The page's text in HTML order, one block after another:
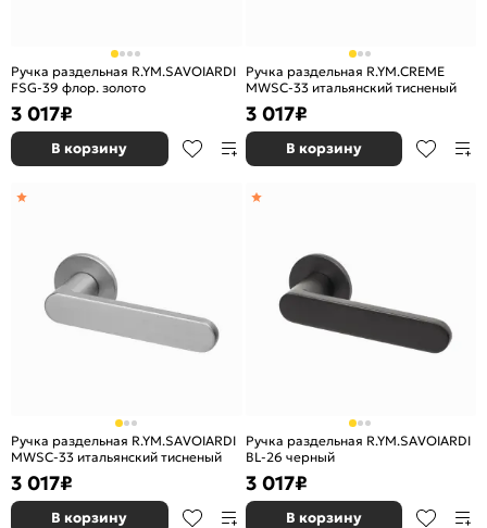
Ручка раздельная R.YM.SAVOIARDI
FSG-39 флор. золото
3 017₽
В корзину
Ручка раздельная R.YM.CREME
MWSC-33 итальянский тисненый
3 017₽
В корзину
Ручка раздельная R.YM.SAVOIARDI
MWSC-33 итальянский тисненый
3 017₽
В корзину
Ручка раздельная R.YM.SAVOIARDI
BL-26 черный
3 017₽
В корзину